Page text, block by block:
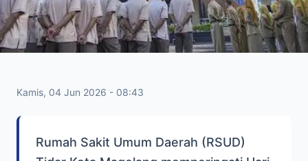
Kamis, 04 Jun 2026 - 08:43
Rumah Sakit Umum Daerah (RSUD)